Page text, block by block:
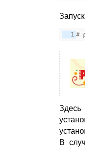
#
В